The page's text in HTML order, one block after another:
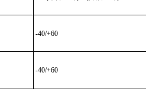
-40/+60
-40/+60